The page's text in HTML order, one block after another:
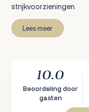
strijkvoorzieningen.
Lees meer
10.0
Beoordeling door
gasten